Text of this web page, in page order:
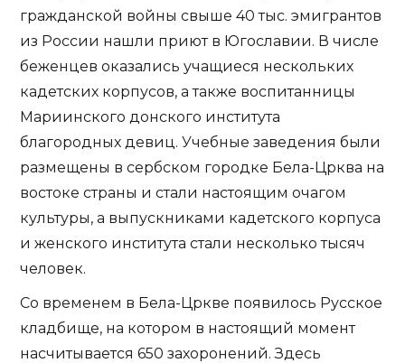
гражданской войны свыше 40 тыс. эмигрантов
из России нашли приют в Югославии. В числе
беженцев оказались учащиеся нескольких
кадетских корпусов, а также воспитанницы
Мариинского донского института
благородных девиц. Учебные заведения были
размещены в сербском городке Бела-Црква на
востоке страны и стали настоящим очагом
культуры, а выпускниками кадетского корпуса
и женского института стали несколько тысяч
человек.
Со временем в Бела-Цркве появилось Русское
кладбище, на котором в настоящий момент
насчитывается 650 захоронений. Здесь